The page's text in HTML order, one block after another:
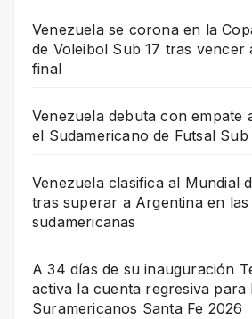
Venezuela se corona en la
de Voleibol Sub 17 tras vencer
final
Venezuela debuta con empate
el Sudamericano de Futsal Sub
Venezuela clasifica al Mundial
tras superar a Argentina en las
sudamericanas
A 34 días de su inauguración
activa la cuenta regresiva para
Suramericanos Santa Fe 2026